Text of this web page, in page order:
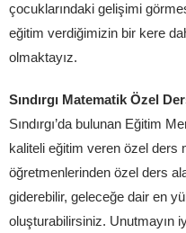
çocuklarındaki gelişimi
eğitim verdiğimizin bir kere
olmaktayız.
Sındırgı Matematik Özel
Sındırgı’da bulunan Eğitim
kaliteli eğitim veren özel ders
öğretmenlerinden özel ders
giderebilir, geleceğe dair en
oluşturabilirsiniz. Unutmayın